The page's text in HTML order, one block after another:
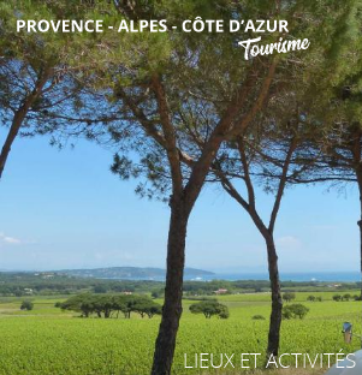
Aller
au
contenu
principal
DÉCOUVRIR
QUE FAIRE ?
SÉJOURNER
LIEUX ET ACTIVITÉS